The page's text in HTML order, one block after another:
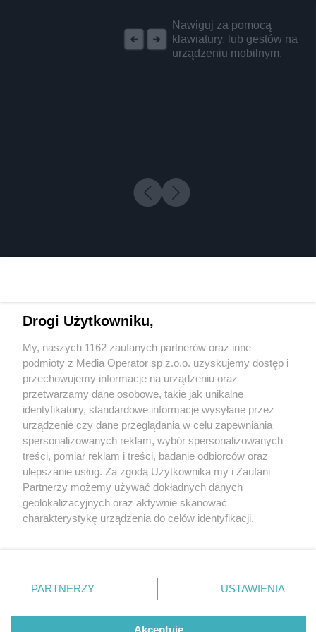
Nawiguj za pomocą
klawiatury, lub gestów na
urządzeniu mobilnym.
2 / 0
Wydawca mediów lokalnych
Nie zapomnij
zapoznać się z:
polityką prywatności regulamin korzystania z portali
Twojemiasto
Piekary Śląskie
Chorzów
Tarnowskie Góry
Gliwice
Skontakuj sięz nami
Kontakt
Wydawca
Redakcja
Drogi Użytkowniku,
My, naszych 1162 zaufanych partnerów oraz inne
podmioty z Media Operator sp z.o.o. uzyskujemy dostęp i
przechowujemy informacje na urządzeniu oraz
przetwarzamy dane osobowe, takie jak unikalne
identyfikatory, standardowe informacje wysyłane przez
urządzenie czy dane przeglądania w celu zapewniania
spersonalizowanych reklam, wybór spersonalizowanych
treści, pomiar reklam i treści, badanie odbiorców oraz
ulepszanie usług. Za zgodą Użytkownika my i Zaufani
Partnerzy możemy używać dokładnych danych
geolokalizacyjnych oraz aktywnie skanować
charakterystykę urządzenia do celów identyfikacji.
zmienić/wycofać klikając przycisk ustawień prywatności
znajdujący się w lewym dolnym rogu strony
rodzaje przetwarzania danych nie wymagają zgody
użytkownika, ale masz prawo sprzeciwić się takiemu
PARTNERZY USTAWIENIA
Akceptuję